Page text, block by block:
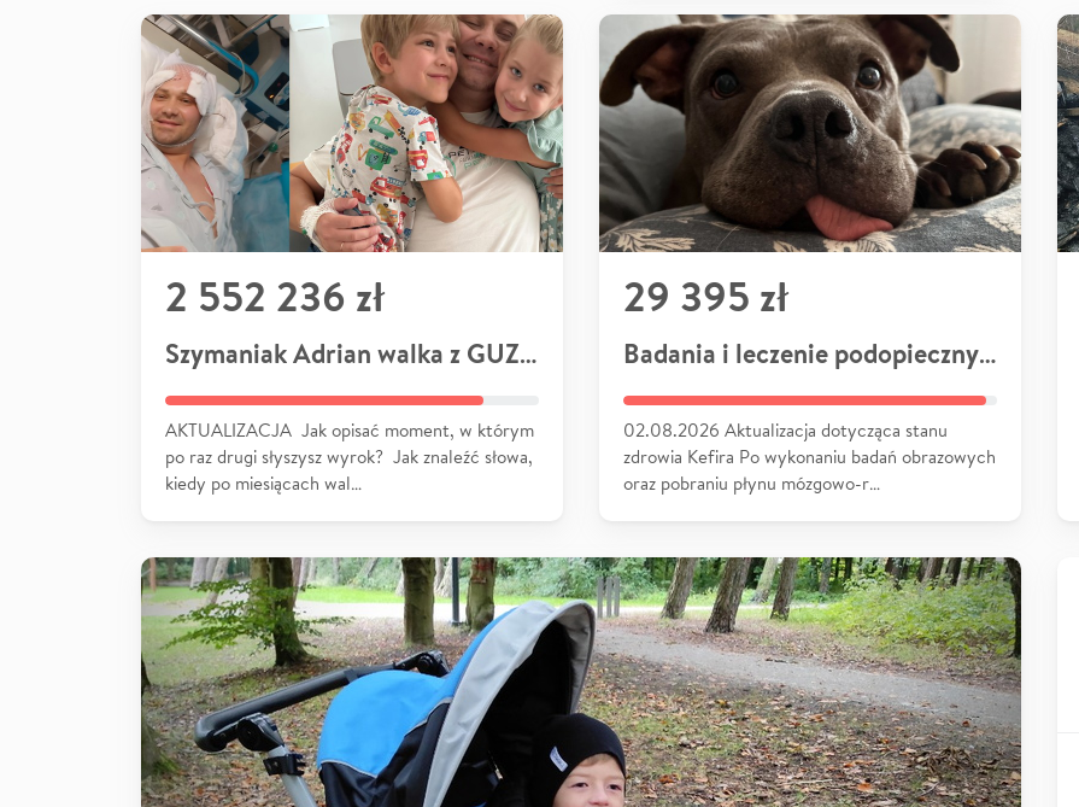
2 552 236 zł
Szymaniak Adrian walka z GUZEM
AKTUALIZACJA Jak opisać moment, w którym
po raz drugi słyszysz wyrok? Jak znaleźć słowa,
kiedy po miesiącach wal…
29 395 zł
Badania i leczenie podopiecznych
02.08.2026 Aktualizacja dotycząca stanu
zdrowia Kefira Po wykonaniu badań obrazowych
oraz pobraniu płynu mózgowo-r…